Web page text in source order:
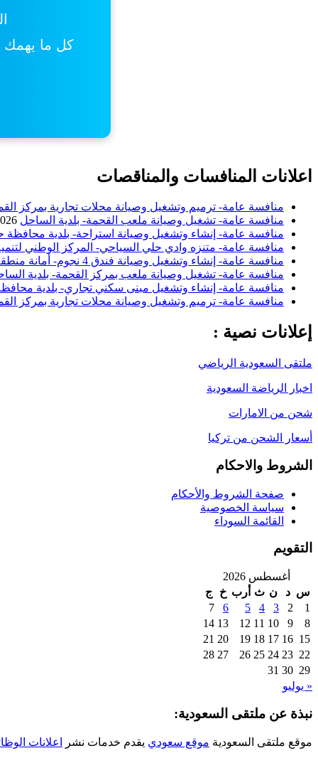
كل ما يهمك
اعلانات المنافسات والمناقصات
منافسة عامة- ترميم وتشغيل وصيانة محلات تجارية بمركز
منافسة عامة- تشغيل وصيانة ملعب القحمة- بلدية الساحل
منافسة عامة- إنشاء وتشغيل وصيانة استراحة- بلدية محافظة
منافسة عامة- متنزه وادي حلي السياحي- المركز الوطني
منافسة عامة- إنشاء وتشغيل وصيانة فندق 4 نجوم- أمانة منطقة الباحة
منافسة عامة- تشغيل وصيانة ملعب بمركز القحمة- بلدية
منافسة عامة- إنشاء وتشغيل مبنى سكني تجاري- بلدية
منافسة عامة- ترميم وتشغيل وصيانة محلات تجارية بمركز
إعلانات نصية :
ملتقى السعودية الرياضي
اخبار الرياضة السعودية
شحن من الامارات
أسعار الشحن من تركيا
الشروط والاحكام
صفحة الشروط والأحكام
سياسة الخصوصية
القائمة السوداء
التقويم
أغسطس 2026
س د ن ث أرب خ
ج
1
2
3
4
5
6
7
8
9
10
11
12
13
14
15
16
17
18
19
20
21
22
23
24
25
26
27
28
29
30
31
« يوليو
نبذة عن ملتقى السعودية:
موقع ملتقى السعودية موقع سعودي يقدم خدمات نشر اعلانات